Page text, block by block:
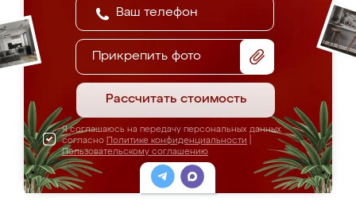
Прикрепить фото
Рассчитать стоимость
Я соглашаюсь на передачу персональных данных
согласно Политике конфиденциальности
Пользовательскому соглашению